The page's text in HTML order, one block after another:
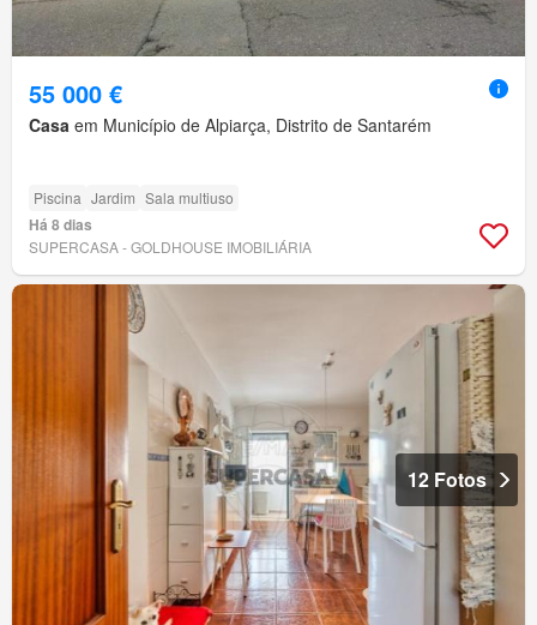
55 000 €
Casa em Município de Alpiarça, Distrito de Santarém
Piscina Jardim Sala multiuso
Há 8 dias
SUPERCASA - GOLDHOUSE IMOBILIÁRIA
12 Fotos